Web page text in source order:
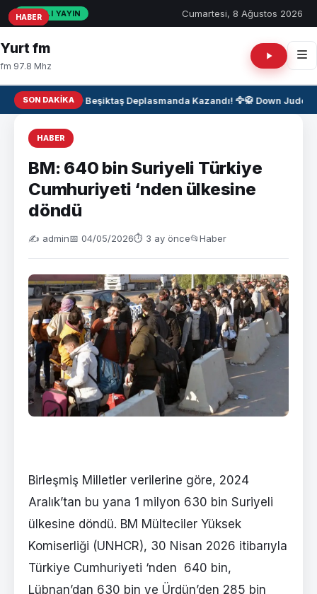
CANLI YAYIN Cumartesi, 8 Ağustos 2026
Yurt fm
fm 97.8 Mhz
SON DAKIKA⚫⚪ Beşiktaş Deplasmanda Kazandı! 🦅🥋Down Judo
HABER
BM: 640 bin Suriyeli Türkiye
Cumhuriyeti ‘nden ülkesine
döndü
✍️ admin📅 04/05/2026⏱ 3 ay önce📂Haber
Birleşmiş Milletler verilerine göre, 2024
Aralık’tan bu yana 1 milyon 630 bin Suriyeli
ülkesine döndü. BM Mülteciler Yüksek
Komiserliği (UNHCR), 30 Nisan 2026 itibarıyla
Türkiye Cumhuriyeti ‘nden 640 bin,
Lübnan’dan 630 bin ve Ürdün’den 285 bin
HABER
HABER
HABER